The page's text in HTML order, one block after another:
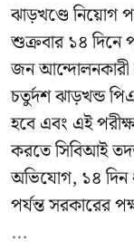
ঝাড়খণ্ডে নিয়োগ
শুক্রবার ১৪
জন আন্দোলনকারী
চতুর্দশ ঝাড়খন্ড
হবে এবং এই
করতে সিবিআই
অভিযোগ, ১৪
পর্যন্ত সরকারের
...